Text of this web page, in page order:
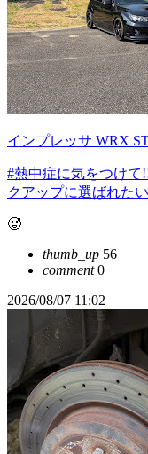
インプレッサ WRX
#熱中症に気をつけて
クアップに選ばれたい
🥵
thumb_up 56
comment0
2026/08/07 11:02